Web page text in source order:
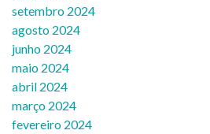
setembro 2024
agosto 2024
junho 2024
maio 2024
abril 2024
março 2024
fevereiro 2024